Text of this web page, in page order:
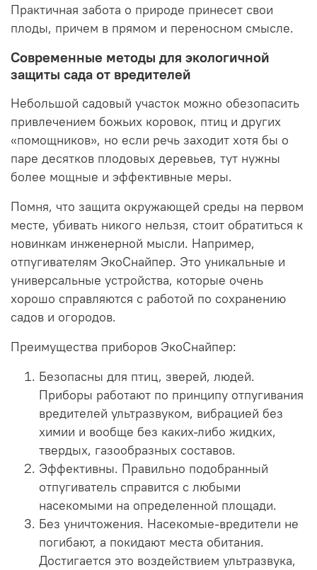
Практичная забота о природе принесет свои
плоды, причем в прямом и переносном смысле.
Современные методы для экологичной
защиты сада от вредителей
Небольшой садовый участок можно обезопасить
привлечением божьих коровок, птиц и других
«помощников», но если речь заходит хотя бы о
паре десятков плодовых деревьев, тут нужны
более мощные и эффективные меры.
Помня, что защита окружающей среды на первом
месте, убивать никого нельзя, стоит обратиться к
новинкам инженерной мысли. Например,
отпугивателям ЭкоСнайпер. Это уникальные и
универсальные устройства, которые очень
хорошо справляются с работой по сохранению
садов и огородов.
Преимущества приборов ЭкоСнайпер:
Безопасны для птиц, зверей, людей.
Приборы работают по принципу отпугивания
вредителей ультразвуком, вибрацией без
химии и вообще без каких-либо жидких,
твердых, газообразных составов.
Эффективны. Правильно подобранный
отпугиватель справится с любыми
насекомыми на определенной площади.
Без уничтожения. Насекомые-вредители не
погибают, а покидают места обитания.
Достигается это воздействием ультразвука,